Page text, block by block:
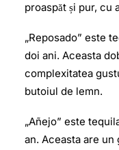
proaspăt și pur, cu
„Reposado” este
doi ani. Aceasta
complexitatea
butoiul de lemn.
„Añejo” este
an. Aceasta are